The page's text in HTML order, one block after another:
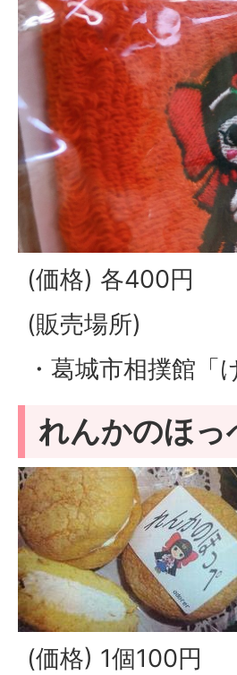
(価格) 各400円
(販売場所)
・葛城市相撲館
れんかのほっ
(価格) 1個100円